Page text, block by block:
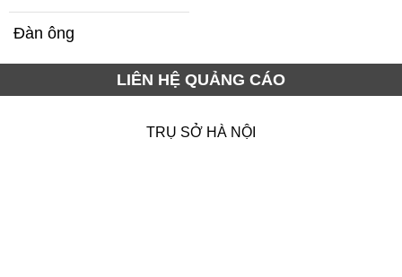
Đàn ông
LIÊN HỆ QUẢNG CÁO
TRỤ SỞ HÀ NỘI